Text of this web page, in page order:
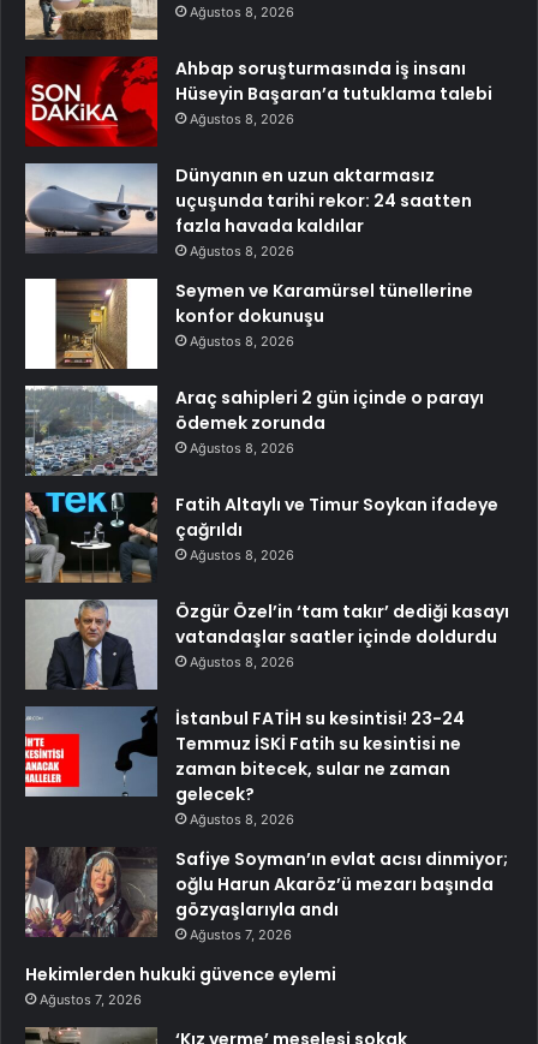
Ağustos 8, 2026
Ahbap soruşturmasında iş insanı
Hüseyin Başaran’a tutuklama talebi
Ağustos 8, 2026
Dünyanın en uzun aktarmasız
uçuşunda tarihi rekor: 24 saatten
fazla havada kaldılar
Ağustos 8, 2026
Seymen ve Karamürsel tünellerine
konfor dokunuşu
Ağustos 8, 2026
Araç sahipleri 2 gün içinde o parayı
ödemek zorunda
Ağustos 8, 2026
Fatih Altaylı ve Timur Soykan ifadeye
çağrıldı
Ağustos 8, 2026
Özgür Özel’in ‘tam takır’ dediği kasayı
vatandaşlar saatler içinde doldurdu
Ağustos 8, 2026
İstanbul FATİH su kesintisi! 23-24
Temmuz İSKİ Fatih su kesintisi ne
zaman bitecek, sular ne zaman
gelecek?
Ağustos 8, 2026
Safiye Soyman’ın evlat acısı dinmiyor;
oğlu Harun Akaröz’ü mezarı başında
gözyaşlarıyla andı
Ağustos 7, 2026
Hekimlerden hukuki güvence eylemi
Ağustos 7, 2026
‘Kız verme’ meselesi sokak